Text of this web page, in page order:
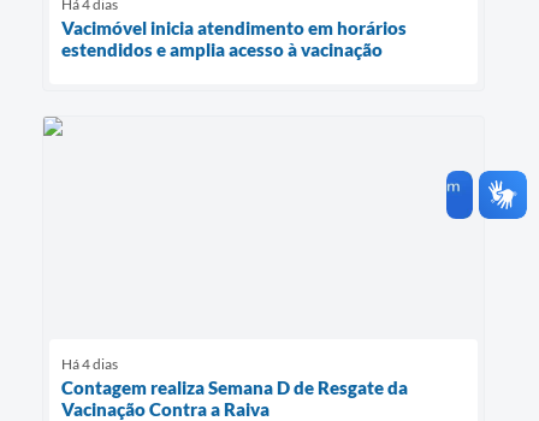
Há 4 dias
Vacimóvel inicia atendimento em horários
estendidos e amplia acesso à vacinação
Há 4 dias
Contagem realiza Semana D de Resgate da
Vacinação Contra a Raiva